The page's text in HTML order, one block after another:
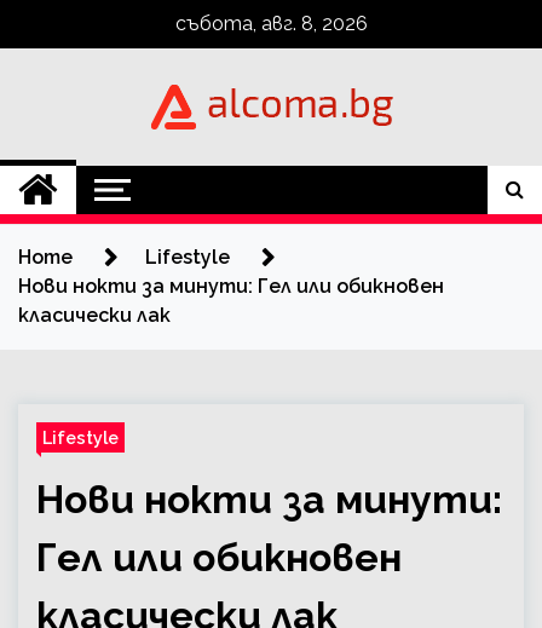
събота, авг. 8, 2026
Alcoma.BG
Home
Lifestyle
Нови нокти за минути: Гел или обикновен
класически лак
Lifestyle
Нови нокти за минути:
Гел или обикновен
класически лак